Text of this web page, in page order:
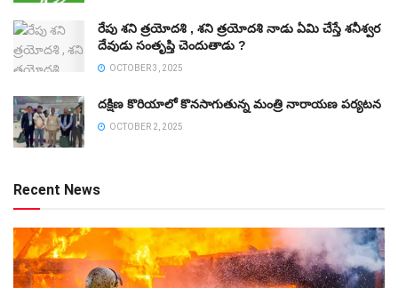
రేపు శని త్రయోదశి , శని త్రయోదశి నాడు ఏమి చేస్తే శనీశ్వర
దేవుడు సంతృప్తి చెందుతాడు ?
OCTOBER 3, 2025
దక్షిణ కొరియాలో కొనసాగుతున్న మంత్రి నారాయణ పర్యటన
OCTOBER 2, 2025
Recent News